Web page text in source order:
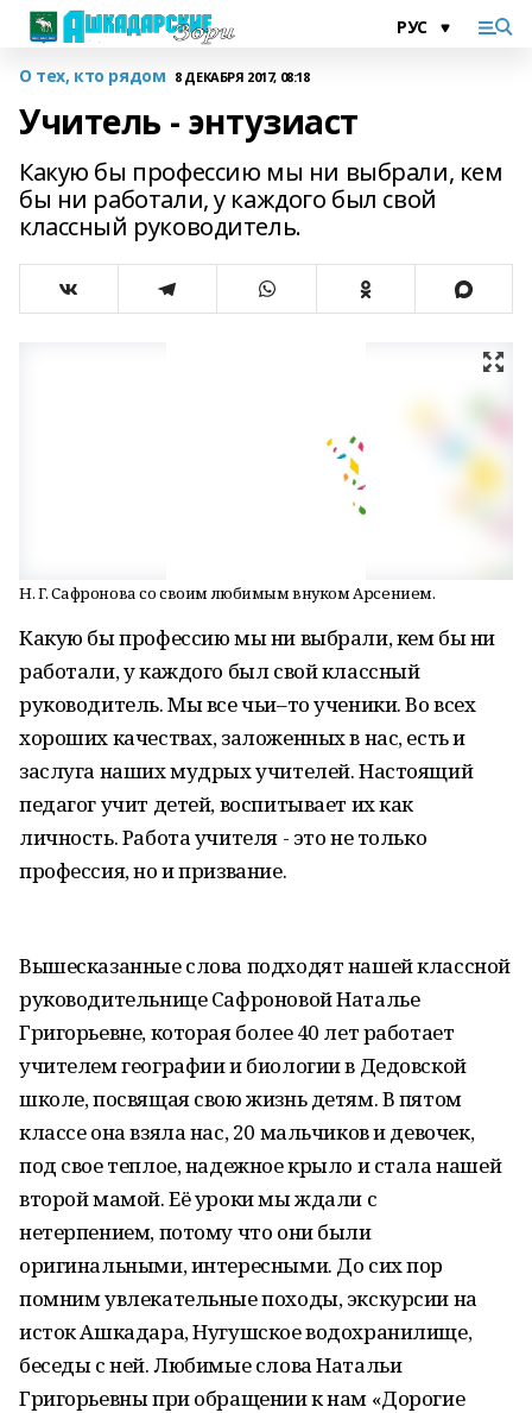
О тех, кто рядом 8 ДЕКАБРЯ 2017, 08:18
Учитель - энтузиаст
Какую бы профессию мы ни выбрали, кем
бы ни работали, у каждого был свой
классный руководитель.
Н. Г. Сафронова со своим любимым внуком Арсением.
Какую бы профессию мы ни выбрали, кем бы ни
работали, у каждого был свой классный
руководитель. Мы все чьи–то ученики. Во всех
хороших качествах, заложенных в нас, есть и
заслуга наших мудрых учителей. Настоящий
педагог учит детей, воспитывает их как
личность. Работа учителя - это не только
профессия, но и призвание.
Вышесказанные слова подходят нашей классной
руководительнице Сафроновой Наталье
Григорьевне, которая более 40 лет работает
учителем географии и биологии в Дедовской
школе, посвящая свою жизнь детям. В пятом
классе она взяла нас, 20 мальчиков и девочек,
под свое теплое, надежное крыло и стала нашей
второй мамой. Её уроки мы ждали с
нетерпением, потому что они были
оригинальными, интересными. До сих пор
помним увлекательные походы, экскурсии на
исток Ашкадара, Нугушское водохранилище,
беседы с ней. Любимые слова Натальи
Григорьевны при обращении к нам «Дорогие